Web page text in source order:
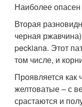
Наиболее
Вторая
черная
peckiana. Этот
том числе, и
Проявляется как
желтоватые – с
срастаются и